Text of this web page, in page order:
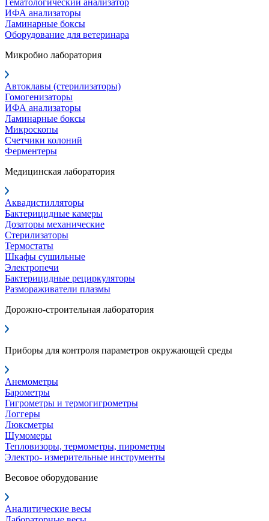
Гематологический анализатор
ИФА анализаторы
Ламинарные боксы
Оборудование для ветеринара
Микробио лаборатория
Автоклавы (стерилизаторы)
Гомогенизаторы
ИФА анализаторы
Ламинарные боксы
Микроскопы
Счетчики колоний
Ферментеры
Медицинская лаборатория
Аквадистилляторы
Бактерицидные камеры
Дозаторы механические
Стерилизаторы
Термостаты
Шкафы сушильные
Электропечи
Бактерицидные рециркуляторы
Размораживатели плазмы
Дорожно-строительная лаборатория
Приборы для контроля параметров окружающей среды
Анемометры
Барометры
Гигрометры и термогигрометры
Логгеры
Люксметры
Шумомеры
Тепловизоры, термометры, пирометры
Электро- измерительные инструменты
Весовое оборудование
Аналитические весы